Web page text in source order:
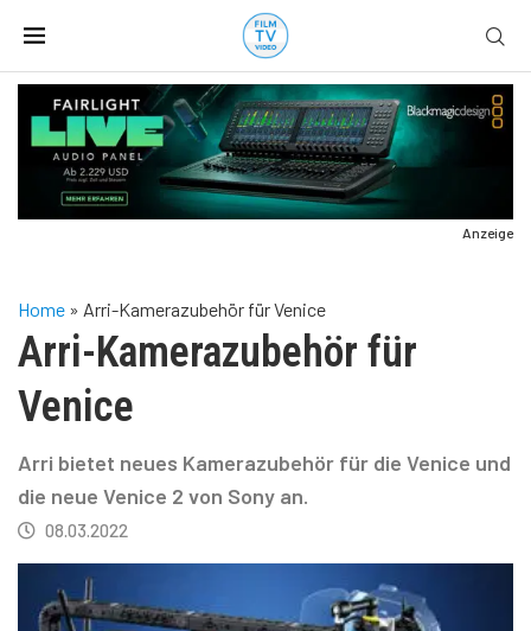
Anzeige
Home » Arri-Kamerazubehör für Venice
Arri-Kamerazubehör für
Venice
Arri bietet neues Kamerazubehör für die Venice und
die neue Venice 2 von Sony an.
08.03.2022